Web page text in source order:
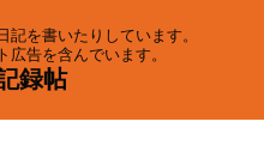
を書いたりしています。
告を含んでいます。
録帖